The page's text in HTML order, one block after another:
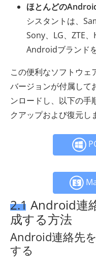
ほとんどの
シスタントは、
Sony、LG、ZTE
Androidブランド
この便利なソフトウ
バージョンが付属して
ンロードし、以下の
クアップおよび復元し
2.1 Android連
成する方法
Android連絡先
する